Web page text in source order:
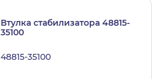
Втулка стабилизатора 48815-
35100
48815-35100